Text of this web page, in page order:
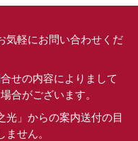
気軽にお問い合わせくだ
せの内容によりまして
合がございます。
光」からの案内送付の目
せん。